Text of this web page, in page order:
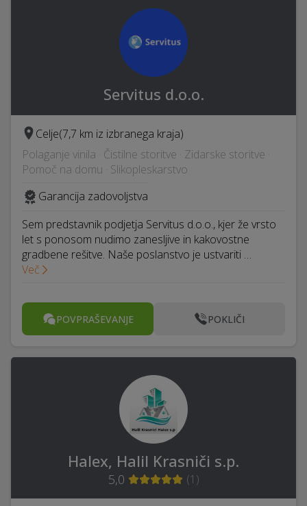
Servitus d.o.o.
Celje(7,7 km iz izbranega kraja)
Polaganje vinila · Čistilne storitve · Zidarske storitve ·
Pomoč na domu · Slikopleskarstvo
Garancija zadovoljstva
Sem predstavnik podjetja Servitus d.o.o., kjer že vrsto
let s ponosom nudimo zanesljive in kakovostne
gradbene rešitve. Naše poslanstvo je ustvariti …
Več
POVPRAŠEVANJE POKLIČI
Halex, Halil Krasniči s.p.
5,0 (1 )